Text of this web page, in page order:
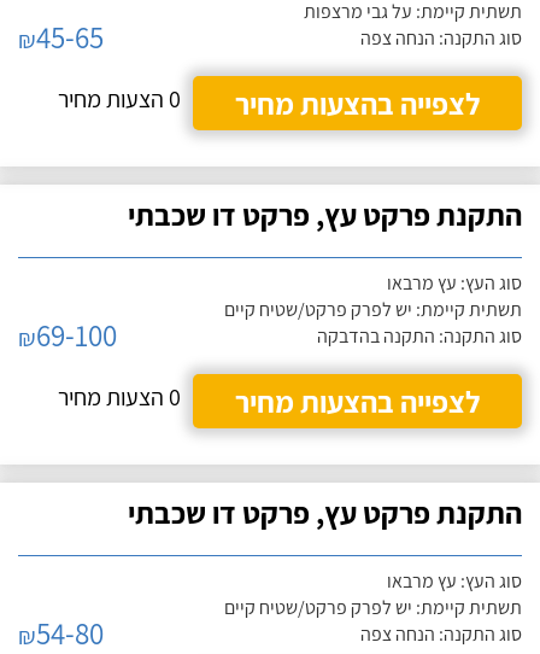
תשתית קיימת: על גבי מרצפות
סוג התקנה: הנחה צפה
₪45-65
לצפייה בהצעות מחיר
0 הצעות מחיר
התקנת פרקט עץ, פרקט דו שכבתי
סוג העץ: עץ מרבאו
תשתית קיימת: יש לפרק פרקט/שטיח קיים
סוג התקנה: התקנה בהדבקה
₪69-100
לצפייה בהצעות מחיר
0 הצעות מחיר
התקנת פרקט עץ, פרקט דו שכבתי
סוג העץ: עץ מרבאו
תשתית קיימת: יש לפרק פרקט/שטיח קיים
סוג התקנה: הנחה צפה
₪54-80